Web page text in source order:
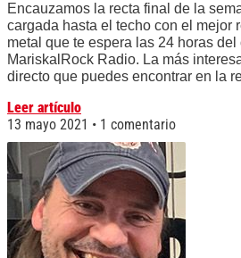
Encauzamos la recta final de la
cargada hasta el techo con el mejor
metal que te espera las 24 horas
MariskalRock Radio. La más
directo que puedes encontrar en la
Leer artículo
13 mayo 2021
1 comentario